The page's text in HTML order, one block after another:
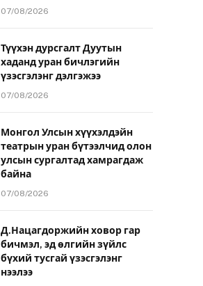
07/08/2026
Түүхэн дурсгалт Дуутын
хаданд уран бичлэгийн
үзэсгэлэнг дэлгэжээ
07/08/2026
Монгол Улсын хүүхэлдэйн
театрын уран бүтээлчид олон
улсын сургалтад хамрагдаж
байна
07/08/2026
Д.Нацагдоржийн ховор гар
бичмэл, эд өлгийн зүйлс
бүхий тусгай үзэсгэлэнг
нээлээ